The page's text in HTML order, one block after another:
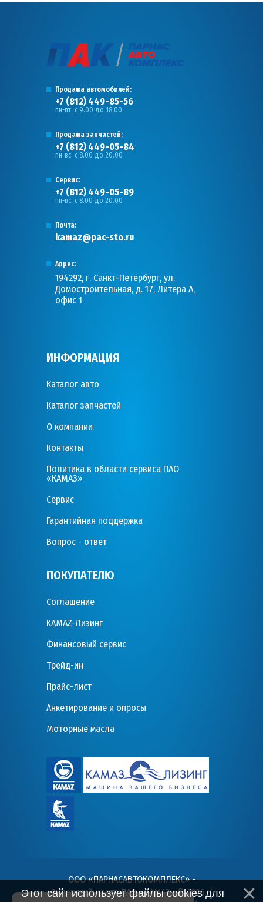
Продажа автомобилей:
+7 (812) 449-85-56
пн-пт: с 9.00 до 18.00
Продажа запчастей:
+7 (812) 449-05-84
пн-вс: с 8.00 до 20.00
Сервис:
+7 (812) 449-05-89
пн-вс: с 8.00 до 20.00
Почта:
kamaz@pac-sto.ru
Адрес:
194292, г. Санкт-Петербург, ул.
Домостроительная, д. 17, Литера А,
офис 1
ИНФОРМАЦИЯ
Каталог авто
Каталог запчастей
О компании
Контакты
Политика в области сервиса ПАО
«КАМАЗ»
Сервис
Гарантийная поддержка
Вопрос - ответ
ПОКУПАТЕЛЮ
Соглашение
KAMAZ-Лизинг
Финансовый сервис
Трейд-ин
Прайс-лист
Анкетирование и опросы
Моторные масла
ООО «ПАРНАСАВТОКОМПЛЕКС» -
Дилерский центр ПАО «КАМАЗ» © 2026. /
Этот сайт использует файлы cookies для